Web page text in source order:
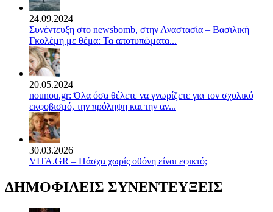
24.09.2024
Συνέντευξη στο newsbomb, στην Αναστασία – Βασιλική
Γκολέμη με θέμα: Τα αποτυπώματα...
20.05.2024
nounou.gr: Όλα όσα θέλετε να γνωρίζετε για τον σχολικό
εκφοβισμό, την πρόληψη και την αν...
30.03.2026
VITA.GR – Πάσχα χωρίς οθόνη είναι εφικτό;
ΔΗΜΟΦΙΛΕΙΣ ΣΥΝΕΝΤΕΥΞΕΙΣ